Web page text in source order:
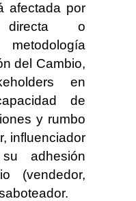
afectada por
directa o
metodología
del Cambio,
en
de
y rumbo
influenciador
adhesión
(vendedor,